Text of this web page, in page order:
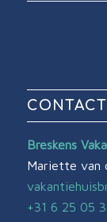
CONTACT
Breskens
Mariette van
+31 6 25 05